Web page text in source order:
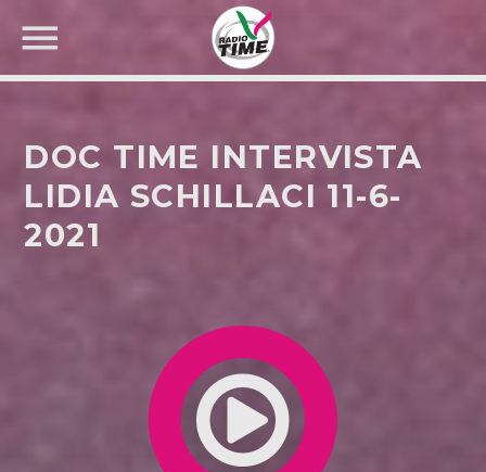
CERCA NEL SITO WEB:
DOC TIME INTERVISTA
LIDIA SCHILLACI 11-6-
2021